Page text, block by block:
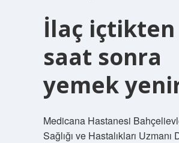
İlaç içtikten
saat sonra
yemek
Medicana Hastanesi
Sağlığı ve Hastalıkları Uzmanı